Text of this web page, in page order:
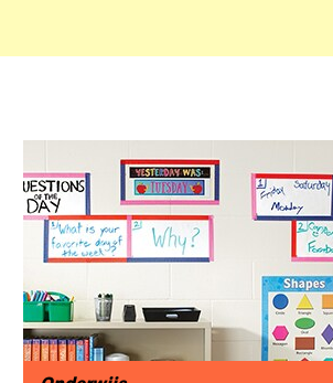
in de
kijker
connecties